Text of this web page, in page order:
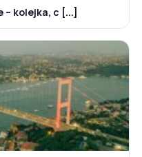
– kolejka, c [...]